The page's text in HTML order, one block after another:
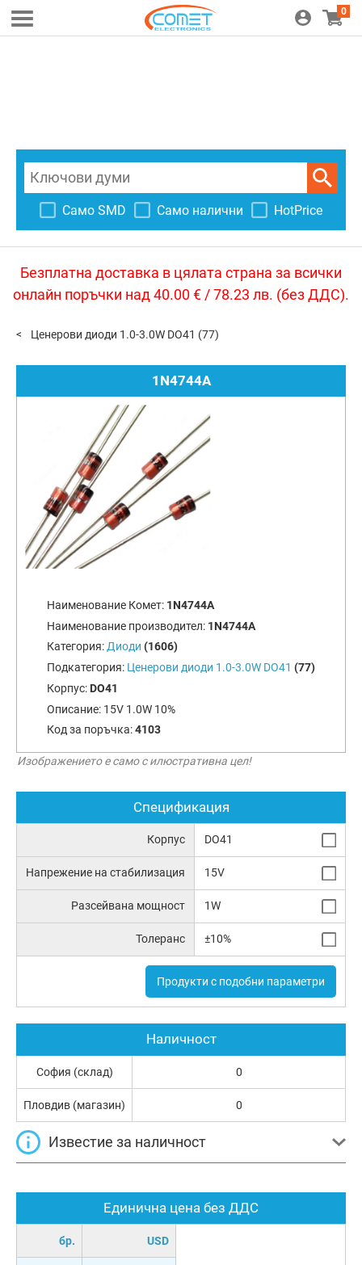
0
Само SMD Само налични HotPrice
Безплатна доставка в цялата страна за всички
онлайн поръчки над 40.00 € / 78.23 лв. (без ДДС).
Ценерови диоди 1.0-3.0W DO41 (77)
1N4744A
Наименование Комет: 1N4744A
Наименование производител: 1N4744A
Категория:Диоди (1606)
Подкатегория: Ценерови диоди 1.0-3.0W DO41 (77)
Корпус: DO41
Описание: 15V 1.0W 10%
Код за поръчка:4103
Изображението е само с илюстративна цел!
Спецификация
Корпус DO41
Напрежение на стабилизация 15V
Разсейвана мощност 1W
Толеранс ±10%
Продукти с подобни параметри
Единична цена без ДДС
бр. USD
Наличност
София (склад) 0
Пловдив (магазин) 0
Известие за наличност